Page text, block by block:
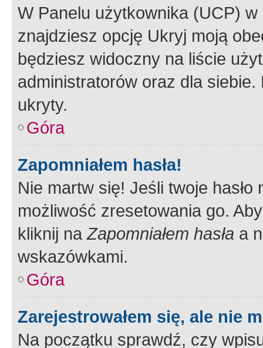
W Panelu użytkownika (UCP) w
znajdziesz opcję Ukryj moją
będziesz widoczny na liście
administratorów oraz dla
ukryty.
Góra
Zapomniałem hasła!
Nie martw się! Jeśli twoje
możliwość zresetowania go.
kliknij naZapomniałem hasła a
wskazówkami.
Góra
Zarejestrowałem się, ale nie
Na początku sprawdź, czy